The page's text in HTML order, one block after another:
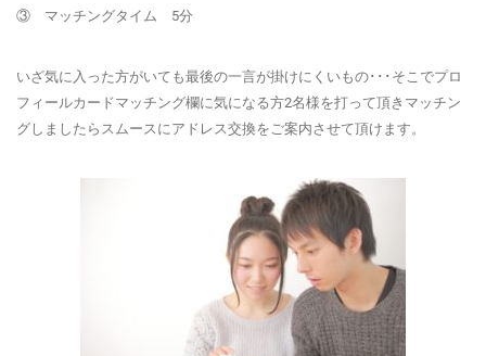
③ マッチングタイム 5分
いざ気に入った方がいても最後の一言が掛けにくいもの･･･そこでプロ
フィールカードマッチング欄に気になる方2名様を打って頂きマッチン
グしましたらスムースにアドレス交換をご案内させて頂けます。